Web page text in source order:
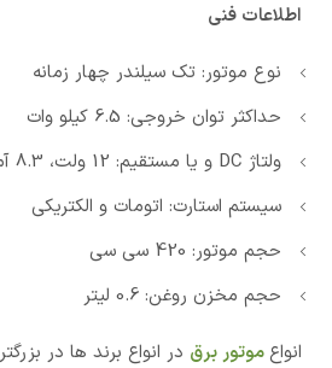
اطلاعات فنی
نوع موتور: تک سیلندر چهار زمانه
حداکثر توان خروجی: 6.5 کیلو وات
ولتاژ DC و یا مستقیم: 12 ولت، 8.3 آمپر
سیستم استارت: اتومات و الکتریکی
حجم موتور: 420 سی سی
حجم مخزن روغن: 0.6 لیتر
انواع موتور برق در انواع برند ها در